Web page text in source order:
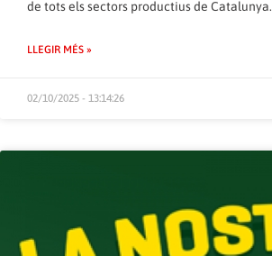
de tots els sectors productius de Catalunya.
LLEGIR MÉS »
02/10/2025 - 13:14:26